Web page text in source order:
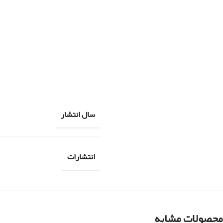
سال انتشار
انتشارات
محصولات مشابه